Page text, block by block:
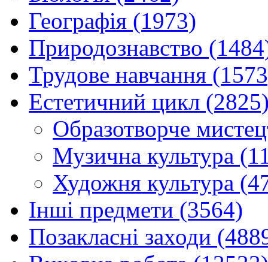
Географія (1973)
Природознавство
Трудове навчання
Естетичний цикл
Образотворче
Музична культура
Художня культура
Інші предмети (3564)
Позакласні заходи